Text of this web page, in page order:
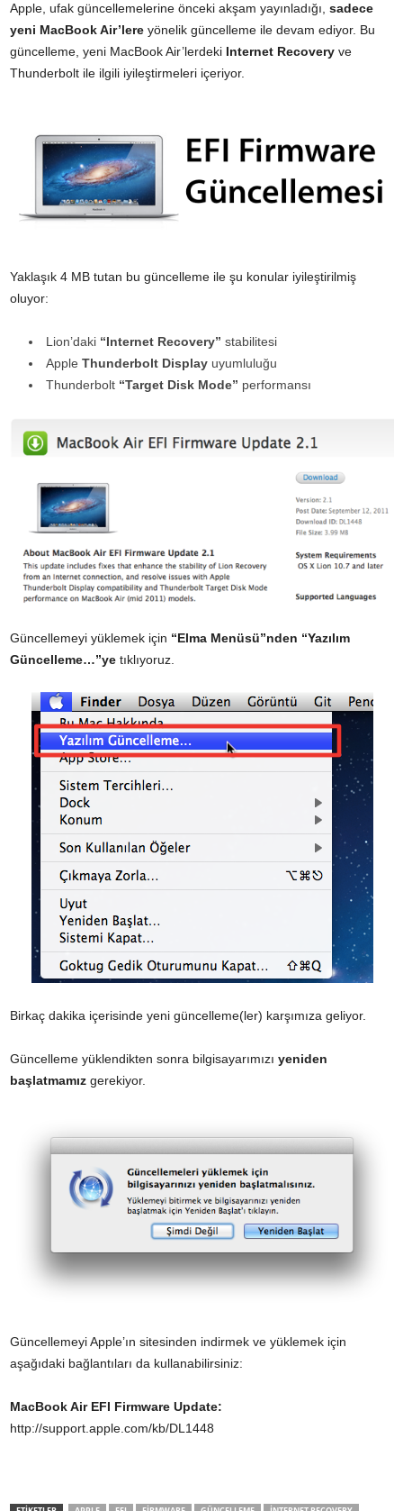
Apple, ufak güncellemelerine önceki akşam yayınladığı, sadece
yeni MacBook Air’lere yönelik güncelleme ile devam ediyor. Bu
güncelleme, yeni MacBook Air’lerdeki Internet Recovery ve
Thunderbolt ile ilgili iyileştirmeleri içeriyor.
Yaklaşık 4 MB tutan bu güncelleme ile şu konular iyileştirilmiş
oluyor:
Lion’daki “Internet Recovery” stabilitesi
Apple Thunderbolt Display uyumluluğu
Thunderbolt “Target Disk Mode” performansı
Güncellemeyi yüklemek için “Elma Menüsü”nden “Yazılım
Güncelleme…”ye tıklıyoruz.
Birkaç dakika içerisinde yeni güncelleme(ler) karşımıza geliyor.
Güncelleme yüklendikten sonra bilgisayarımızı yeniden
başlatmamız gerekiyor.
Güncellemeyi Apple’ın sitesinden indirmek ve yüklemek için
aşağıdaki bağlantıları da kullanabilirsiniz:
MacBook Air EFI Firmware Update:
http://support.apple.com/kb/DL1448